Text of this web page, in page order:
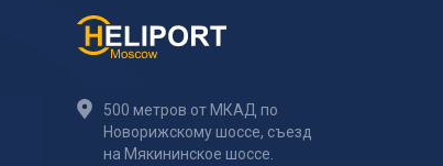
500 метров от МКАД по
Новорижскому шоссе, съезд
на Мякининское шоссе.